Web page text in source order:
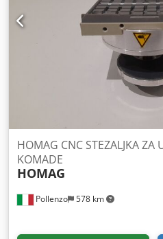
Pollenzo 578 km
HOMAG CNC STEZALJKA ZA
KOMADE
HOMAG